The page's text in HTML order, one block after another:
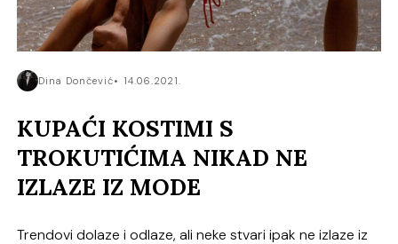
Dina Dončević 14.06.2021.
KUPAĆI KOSTIMI S
TROKUTIĆIMA NIKAD NE
IZLAZE IZ MODE
Trendovi dolaze i odlaze, ali neke stvari ipak ne izlaze iz